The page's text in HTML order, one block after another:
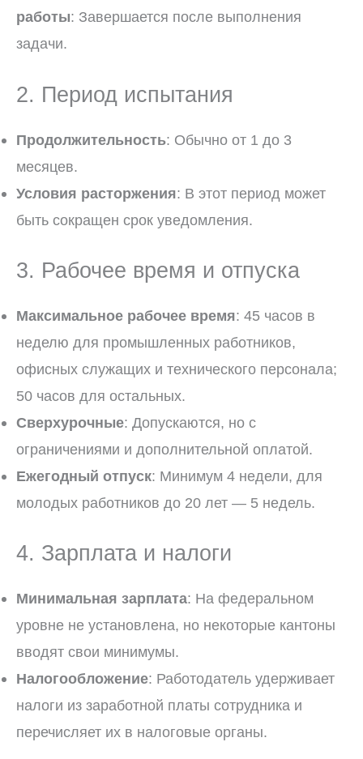
работы: Завершается после выполнения
задачи.
2. Период испытания
Продолжительность: Обычно от 1 до 3
месяцев.
Условия расторжения: В этот период может
быть сокращен срок уведомления.
3. Рабочее время и отпуска
Максимальное рабочее время: 45 часов в
неделю для промышленных работников,
офисных служащих и технического персонала;
50 часов для остальных.
Сверхурочные: Допускаются, но с
ограничениями и дополнительной оплатой.
Ежегодный отпуск: Минимум 4 недели, для
молодых работников до 20 лет — 5 недель.
4. Зарплата и налоги
Минимальная зарплата: На федеральном
уровне не установлена, но некоторые кантоны
вводят свои минимумы.
Налогообложение: Работодатель удерживает
налоги из заработной платы сотрудника и
перечисляет их в налоговые органы.